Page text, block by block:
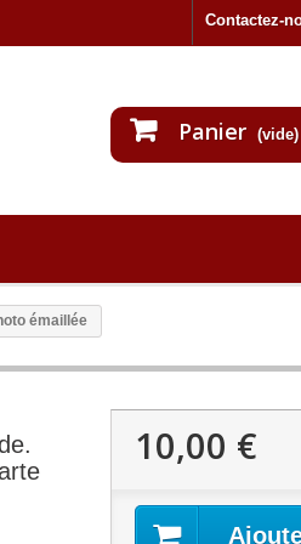
Contactez-
Panier (vide)
émaillée
10,00 €